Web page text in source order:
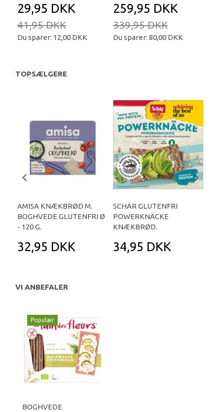
29,95 DKK
41,95 DKK
Du sparer: 12,00 DKK
259,95 DKK
339,95 DKK
Du sparer: 80,00 DKK
TOPSÆLGERE
AMISA KNÆKBRØD M.
BOGHVEDE GLUTENFRI Ø
- 120 G.
32,95 DKK
SCHÄR GLUTENFRI
POWERKNÄCKE
KNÆKBRØD.
34,95 DKK
VI ANBEFALER
Populær
BOGHVEDE